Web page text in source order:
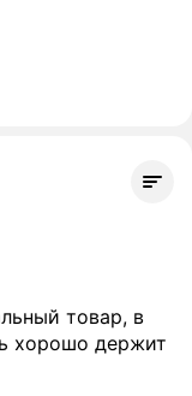
товар, в
хорошо держит